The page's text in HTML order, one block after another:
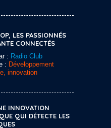
LES PASSIONNÉS
CONNECTÉS
: Radio Club
: Développement
innovation
INNOVATION
QUI DÉTECTE LES